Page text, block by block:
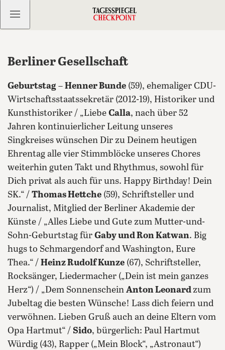
Kostenlos anmelden
Berliner Gesellschaft
Geburtstag – Henner Bunde (59), ehemaliger CDU-
Wirtschaftsstaatssekretär (2012-19), Historiker und
Kunsthistoriker / „Liebe Calla, nach über 52
Jahren kontinuierlicher Leitung unseres
Singkreises wünschen Dir zu Deinem heutigen
Ehrentag alle vier Stimmblöcke unseres Chores
weiterhin guten Takt und Rhythmus, sowohl für
Dich privat als auch für uns. Happy Birthday! Dein
SK.“ / Thomas Hettche (59), Schriftsteller und
Journalist, Mitglied der Berliner Akademie der
Künste / „Alles Liebe und Gute zum Mutter-und-
Sohn-Geburtstag für Gaby und Ron Katwan. Big
hugs to Schmargendorf and Washington, Eure
Thea.“ / Heinz Rudolf Kunze (67), Schriftsteller,
Rocksänger, Liedermacher („Dein ist mein ganzes
Herz“) / „Dem Sonnenschein Anton Leonardzum
Jubeltag die besten Wünsche! Lass dich feiern und
verwöhnen. Lieben Gruß auch an deine Eltern vom
Opa Hartmut“ / Sido, bürgerlich: Paul Hartmut
Würdig (43), Rapper („Mein Block“, „Astronaut“)